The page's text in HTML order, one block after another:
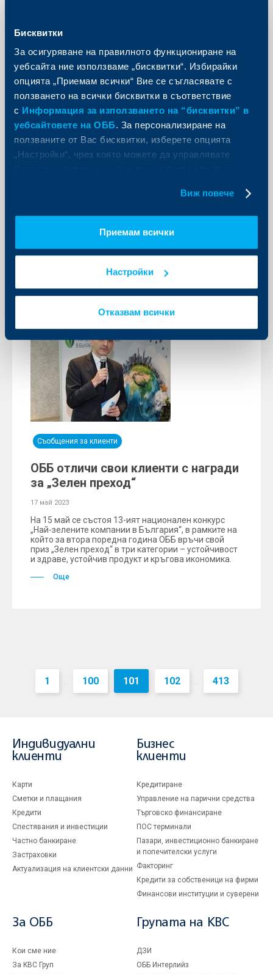
Бисквитки
За осигуряване на правилното функциониране на
уебсайта ние използваме „бисквитки“. Избирайки
опцията „Приемам всички“ Вие се съгласявате с
ползването на всички бисквитки в съответствие
с Информация за използването на “бисквитки” в
уебсайтовете на ОББ. За персонализиране на
ползваните от Вас бисквитки, изберете опцията
„Настройки“, чрез която можете да управлявате
Виж повече
Приемам всички
Настройки
Отказвам всички
Инициативи
ОББ стартира промоционална
кампания за продажба на
застраховка Гражданска
За периода 22.05.2023 г. до 25.06.2023 г. клиентите,
могат да ползват отстъпка от 10% от цената
Съобщения за клиенти
ОББ отличи свои клиенти с награди
за „Зелен преход“
17 май 2023
На 15 май се състоя 13-ият национален конкурс
„Най-зелените компании в България“, в рамките на
който за втора поредна година ОББ връчи свой
приз „Зелен преход“ в три категории – устойчивост
и здраве, устойчив продукт и кръгова икономика.
Още
1 ... 100 101 102 ... 413
Индивидуални
клиенти
Карти
Сметки и плащания
Кредити
Спестявания и инвестиции
Частно банкиране
Застраховки
Актуализация на клиентски данни
Бизнес
клиенти
Кредитиране
Управление на парични средства
Търговско финансиране
ПОС терминали
Пазари, инвестиционно банкиране
и попечителски услуги
Факторинг
Кредити за собственици на фирми
Финансови институции и суверени
За ОББ
Кои сме ние
За KBC Груп
Групата на KBC
ДЗИ
ОББ Интерлийз